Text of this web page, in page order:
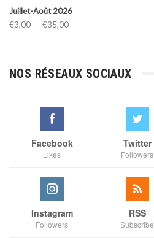
Juillet-Août 2026
€3,00 – €35,00Plage
à
NOS RÉSEAUX SOCIAUX
Facebook
Likes
Twitter
Followers
Instagram
Followers
RSS
Subscribe